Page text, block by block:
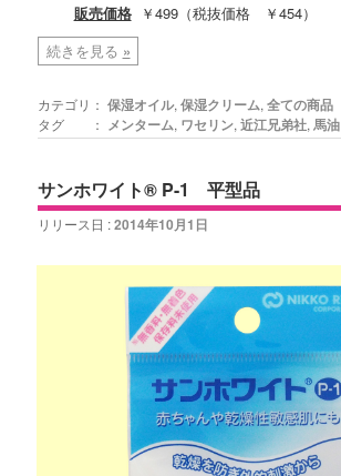
販売価格￥499（税抜価格 ￥454）
続きを見る »
カテゴリ： 保湿オイル,保湿クリーム,全ての商品
タグ ： メンターム, ワセリン,近江兄弟社,馬油
サンホワイト® P-1 平型品
リリース日 :2014年10月1日